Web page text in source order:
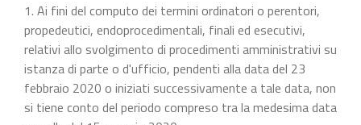
1. Ai fini del computo dei termini ordinatori o perentori,
propedeutici, endoprocedimentali, finali ed esecutivi,
relativi allo svolgimento di procedimenti amministrativi su
istanza di parte o d'ufficio, pendenti alla data del 23
febbraio 2020 o iniziati successivamente a tale data, non
si tiene conto del periodo compreso tra la medesima data